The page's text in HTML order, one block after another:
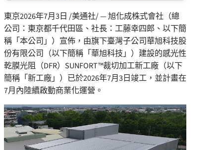
東京2026年7月3日 /美通社/ — 旭化成株式會社（總
公司：東京都千代田區、社長：工藤幸四郎、以下簡
稱 「本公司 」 ）宣佈，由旗下臺灣子公司華旭科技股
份有限公司（以下簡稱 「華旭科技 」 ）建設的感光性
乾膜光阻（DFR）SUNFORT™裁切加工新工廠（以下
簡稱 「新工廠」 ）已於2026年7月3日竣工，並計畫在
7月內陸續啟動商業化運營。